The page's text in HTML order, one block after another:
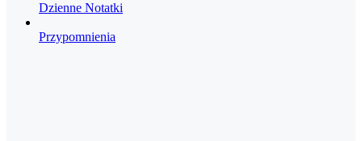
Dzienne Notatki
Przypomnienia